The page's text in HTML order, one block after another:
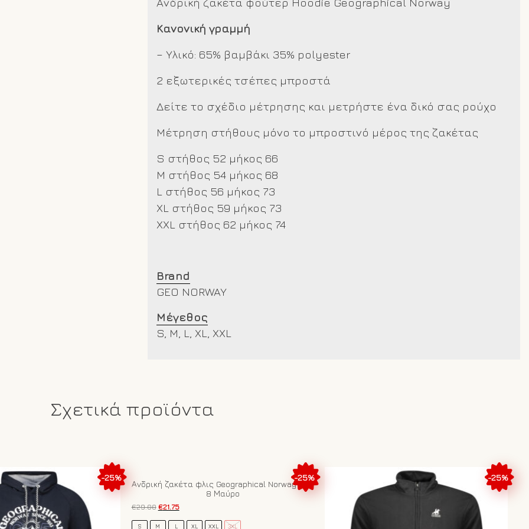
Κανονική γραμμή
– Υλικό: 65% βαμβάκι 35% polyester
2 εξωτερικές τσέπες μπροστά
Δείτε το σχέδιο μέτρησης και μετρήστε ένα δικό σας ρούχο
Μέτρηση στήθους μόνο το μπροστινό μέρος της ζακέτας
S στήθος 52 μήκος 66
M στήθος 54 μήκος 68
L στήθος 56 μήκος 73
XL στήθος 59 μήκος 73
XXL
στήθος 62 μήκος 74
Brand
GEO NORWAY
Μέγεθος
S, M, L, XL, XXL
Σχετικά προϊόντα
-25% -25%
Ανδρική ζακέτα φλις Geographical Norway 107-
8 Μαύρο
€29.00 Original
was:
€21.75Η
τιμή
Αυτό
S M L XL XXL 3XL
-25%